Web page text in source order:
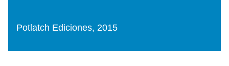
Potlatch Ediciones, 2015